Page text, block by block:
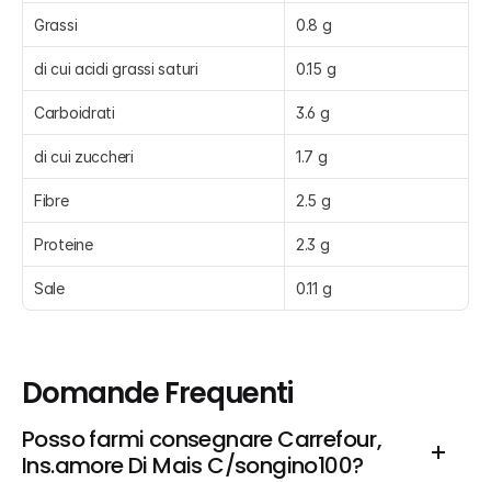
Grassi 0.8 g
di cui acidi grassi saturi 0.15 g
Carboidrati 3.6 g
di cui zuccheri 1.7 g
Fibre 2.5 g
Proteine 2.3 g
Sale 0.11 g
Domande Frequenti
Posso farmi consegnare Carrefour,
Ins.amore Di Mais C/songino100?